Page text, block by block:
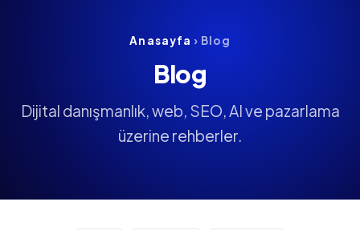
Anasayfa › Blog
Blog
Dijital danışmanlık, web, SEO, AI ve pazarlama
üzerine rehberler.